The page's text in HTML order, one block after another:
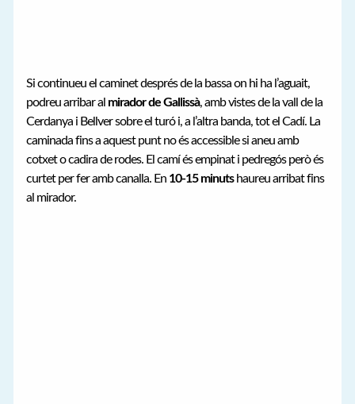
Si continueu el caminet després de la bassa on hi ha l’aguait,
podreu arribar al mirador de Gallissà, amb vistes de la vall de la
Cerdanya i Bellver sobre el turó i, a l’altra banda, tot el Cadí. La
caminada fins a aquest punt no és accessible si aneu amb
cotxet o cadira de rodes. El camí és empinat i pedregós però és
curtet per fer amb canalla. En 10-15 minutshaureu arribat fins
al mirador.